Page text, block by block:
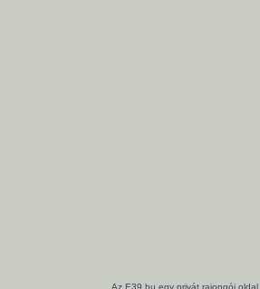
Az E39.hu egy privát rajongói